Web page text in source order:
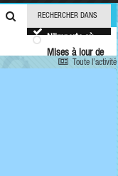
RECHERCHER DANS
Mises à jour de
statut
Toute l’activité